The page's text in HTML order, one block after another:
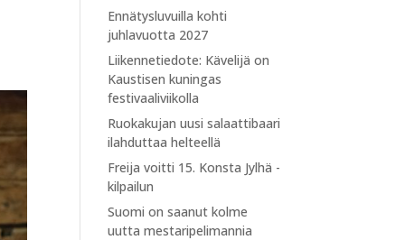
Ennätysluvuilla kohti
juhlavuotta 2027
Liikennetiedote: Kävelijä on
Kaustisen kuningas
festivaaliviikolla
Ruokakujan uusi salaattibaari
ilahduttaa helteellä
Freija voitti 15. Konsta Jylhä -
kilpailun
Suomi on saanut kolme
uutta mestaripelimannia